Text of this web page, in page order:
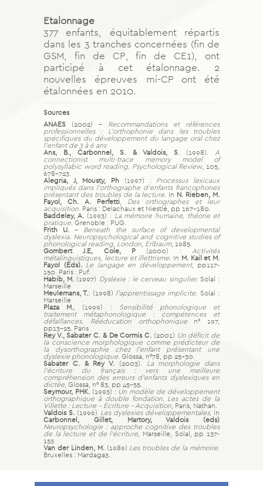
Etalonnage
377 enfants, équitablement répartis
dans les 3 tranches concernées (fin de
GSM, fin de CP, fin de CE1), ont
participé à cet étalonnage. 2
nouvelles épreuves mi-CP ont été
étalonnées en 2010.
Sources
ANAES (2002) – Recommandations et références
professionnelles : L’orthophonie dans les troubles
spécifiques du développement du langage oral chez
l’enfant de 3 à 6 ans
Ans, B., Carbonnel, S. & Valdois, S. (1998). A
connectionist multi-trace memory model of
polysyllabic word reading. Psychological Review, 105,
678-723.
Alegria, J, Mousty, Ph (1997) : Processus lexicaux
impliqués dans l’orthographe d’enfants francophones
présentant des troubles de la lecture. In N. Rieben, M.
Fayol, Ch. A. Perfetti, Des orthographes et leur
acquisition. Paris : Delachaux et Niestlé, pp 167-180.
Baddeley, A.(1993) : La mémoire humaine, théorie et
pratique. Grenoble : PUG.
Frith U. – Beneath the surface of developmental
dyslexia. Neuropsychological and cognitive studies of
phonological reading, London, Erlbaum, 1985.
Gombert J.E, Cole, P (2000) : Activités
métalinguistiques, lecture et illettrisme. In M. Kail et M.
Fayol (Eds).Le langage en développement, pp117-
150. Paris : Puf.
Habib, M. (1997) Dyslexie : le cerveau singulier.Solal :
Marseille
Meulemans, T.: (1998) l’apprentissage implicite. Solal :
Marseille
Plaza M., (1999) : Sensibilité phonologique et
traitement métaphonologique : compétences et
défaillances. Rééducation orthophoniquen° 197,
pp13-25. Paris
Rey V., Sabater C. & De Cormis C. (2001) Un déficit de
la conscience morphologique comme prédicteur de
la dysorthographie chez l’enfant présentant une
dyslexie phonologique. Glossa, n°78, pp 25-30.
Sabater C. & Rey V. (2003). La morphologie dans
l’écriture du français : vers une meilleure
compréhension des erreurs d’enfants dyslexiques en
dictée, Glossa, n° 83, pp 45-55.
Seymour, PHK.(1993) : Un modèle de développement
orthographique à double fondation. Les actes de la
Villette : Lecture – Ecriture – Acquisition, Paris, Nathan.
Valdois S. (1996) Les dyslexies développementales, in
Carbonnel, Gillet, Martory, Valdois (eds)
Neuropsychologie : approche cognitive des troubles
de la lecture et de l’écriture, Marseille, Solal, pp 137-
153
Van der Linden, M.(1989) Les troubles de la mémoire.
Bruxelles : Mardaga3.